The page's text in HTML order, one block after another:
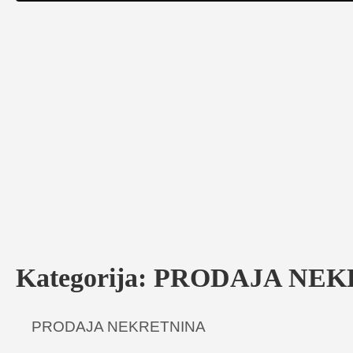
Kategorija: PRODAJA
PRODAJA NEKRETNINA